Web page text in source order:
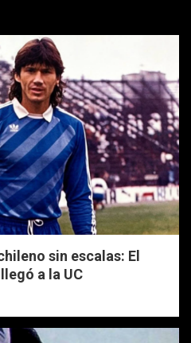
sin escalas: El
a la UC